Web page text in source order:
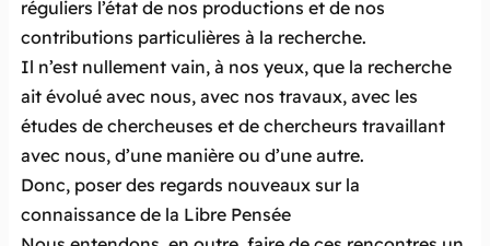
réguliers l’état de nos productions et de nos
contributions particulières à la recherche.
Il n’est nullement vain, à nos yeux, que la recherche
ait évolué avec nous, avec nos travaux, avec les
études de chercheuses et de chercheurs travaillant
avec nous, d’une manière ou d’une autre.
Donc, poser des regards nouveaux sur la
connaissance de la Libre Pensée